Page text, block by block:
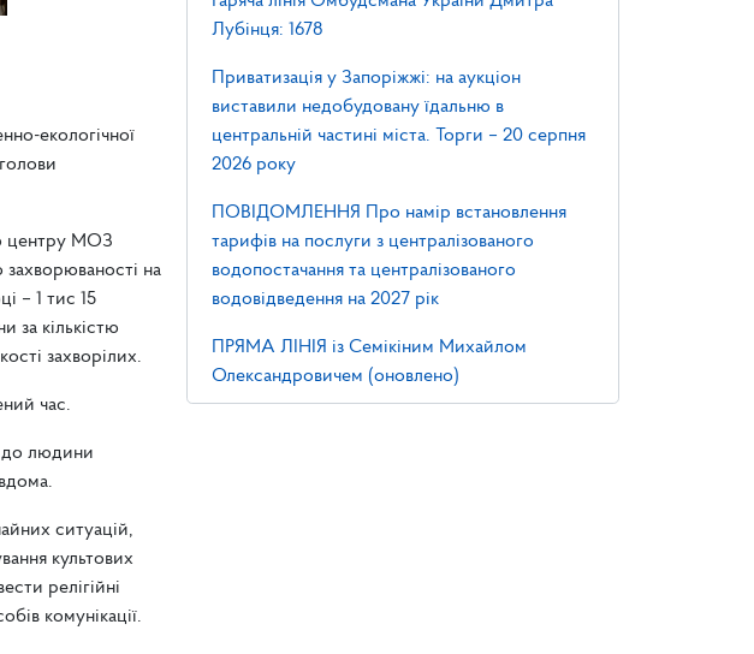
екологічної
центру МОЗ
на
– 1 тис 15
за кількістю
захворілих.
час.
до людини
ситуацій,
культових
релігійні
комунікації.
Лубінця: 1678
Приватизація у Запоріжжі: на аукціон
виставили недобудовану їдальню в
центральній частині міста. Торги – 20 серпня
2026 року
ПОВІДОМЛЕННЯ Про намір встановлення
тарифів на послуги з централізованого
водопостачання та централізованого
водовідведення на 2027 рік
ПРЯМА ЛІНІЯ із Семікіним Михайлом
Олександровичем (оновлено)